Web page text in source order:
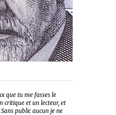
que tu me fasses le
critique et un lecteur, et
public aucun je ne